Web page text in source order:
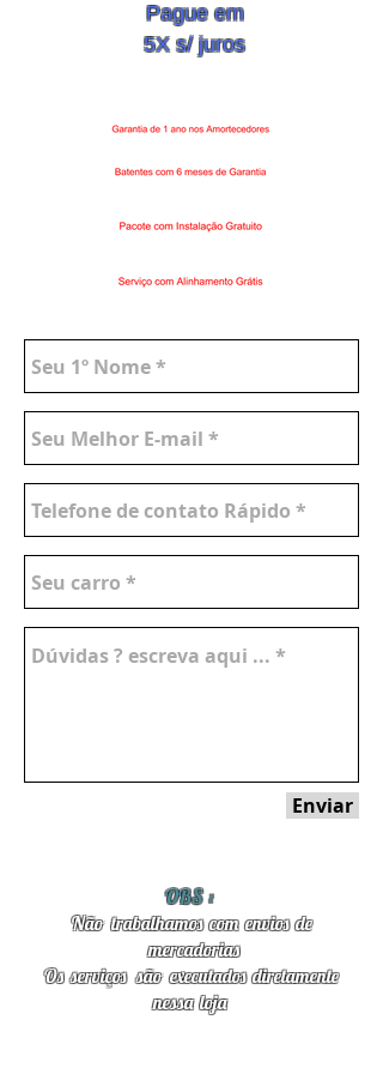
Pague em
5X s/ juros
Enviar
OBS :
Não trabalhamos com envios de
mercadorias
Os serviços sãoexecutados diretamente
nessa loja